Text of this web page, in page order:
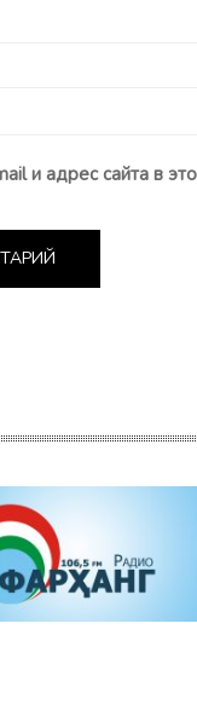
и адрес сайта в